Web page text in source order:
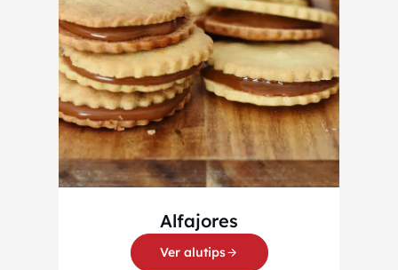
Alfajores
Ver alutips